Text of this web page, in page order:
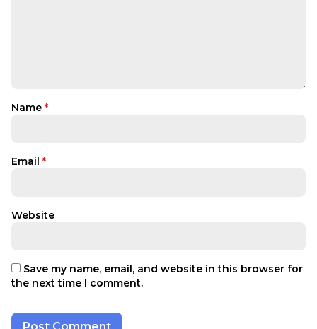
Name *
Email *
Website
Save my name, email, and website in this browser for
the next time I comment.